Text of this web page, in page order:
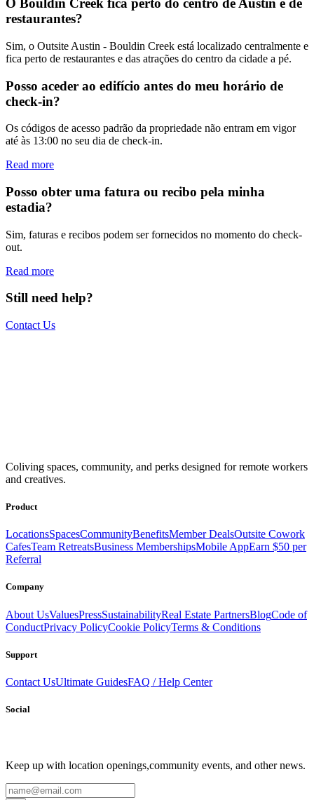
O Bouldin Creek fica perto do centro de Austin e de
restaurantes?
Sim, o Outsite Austin - Bouldin Creek está localizado centralmente e
fica perto de restaurantes e das atrações do centro da cidade a pé.
Posso aceder ao edifício antes do meu horário de
check-in?
Os códigos de acesso padrão da propriedade não entram em vigor
até às 13:00 no seu dia de check-in.
Read more
Posso obter uma fatura ou recibo pela minha
estadia?
Sim, faturas e recibos podem ser fornecidos no momento do check-
out.
Read more
Still need help?
Contact Us
equipped with everything you need to be comfortable and
productive.
Coliving spaces, community, and perks designed for remote workers
and creatives.
Product
LocationsSpacesCommunityBenefitsMember DealsOutsite Cowork
CafesTeam RetreatsBusiness MembershipsMobile AppEarn $50 per
Referral
Company
About UsValuesPressSustainabilityReal Estate PartnersBlogCode of
ConductPrivacy PolicyCookie PolicyTerms & Conditions
Support
Contact UsUltimate GuidesFAQ / Help Center
Social
Keep up with location openings,community events, and other news.
Email